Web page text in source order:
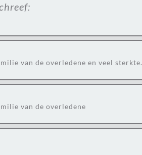
van de overledene en veel sterkte.
van de overledene